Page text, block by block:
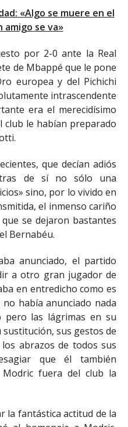
«Algo se muere en el
amigo se va»
por 2-0 ante la Real
de Mbappé que le pone
europea y del Pichichi
intrascendente
era el merecidísimo
club le habían preparado
que decían adiós
de sí no sólo una
sino, por lo vivido en
el inmenso cariño
se dejaron bastantes
Bernabéu.
anunciado, el partido
a otro gran jugador de
en entredicho como es
no había anunciado nada
las lágrimas en su
sus gestos de
abrazos de todos sus
que él también
fuera del club la
la fantástica actitud de la